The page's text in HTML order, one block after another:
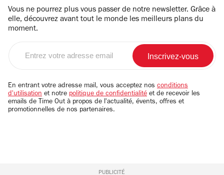
Vous ne pourrez plus vous passer de notre newsletter. Grâce à
elle, découvrez avant tout le monde les meilleurs plans du
moment.
email
En entrant votre adresse mail, vous acceptez nos conditions
d'utilisation et notre politique de confidentialité et de recevoir les
emails de Time Out à propos de l'actualité, évents, offres et
promotionnelles de nos partenaires.
PUBLICITÉ